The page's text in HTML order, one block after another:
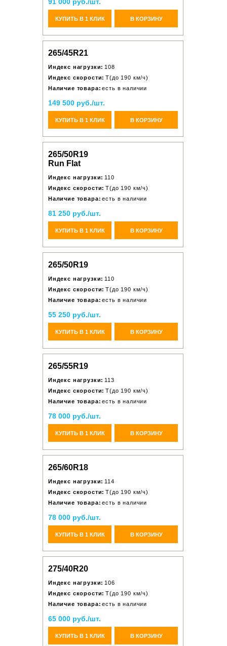
КУПИТЬ В 1 КЛИК В КОРЗИНУ
265/45R21
Индекс нагрузки: 108
Индекс скорости: T(до 190 км/ч)
Наличие товара: есть в наличии
149 500 руб./шт.
КУПИТЬ В 1 КЛИК В КОРЗИНУ
265/50R19
Run Flat
Индекс нагрузки: 110
Индекс скорости: T(до 190 км/ч)
Наличие товара: есть в наличии
81 250 руб./шт.
КУПИТЬ В 1 КЛИК В КОРЗИНУ
265/50R19
Индекс нагрузки: 110
Индекс скорости: T(до 190 км/ч)
Наличие товара: есть в наличии
55 250 руб./шт.
КУПИТЬ В 1 КЛИК В КОРЗИНУ
265/55R19
Индекс нагрузки: 113
Индекс скорости: T(до 190 км/ч)
Наличие товара: есть в наличии
78 000 руб./шт.
КУПИТЬ В 1 КЛИК В КОРЗИНУ
265/60R18
Индекс нагрузки: 114
Индекс скорости: T(до 190 км/ч)
Наличие товара: есть в наличии
78 000 руб./шт.
КУПИТЬ В 1 КЛИК В КОРЗИНУ
275/40R20
Индекс нагрузки: 106
Индекс скорости: T(до 190 км/ч)
Наличие товара: есть в наличии
65 000 руб./шт.
КУПИТЬ В 1 КЛИК В КОРЗИНУ